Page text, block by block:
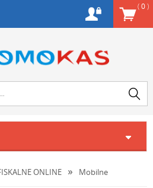
(0)
ONLINE Mobilne